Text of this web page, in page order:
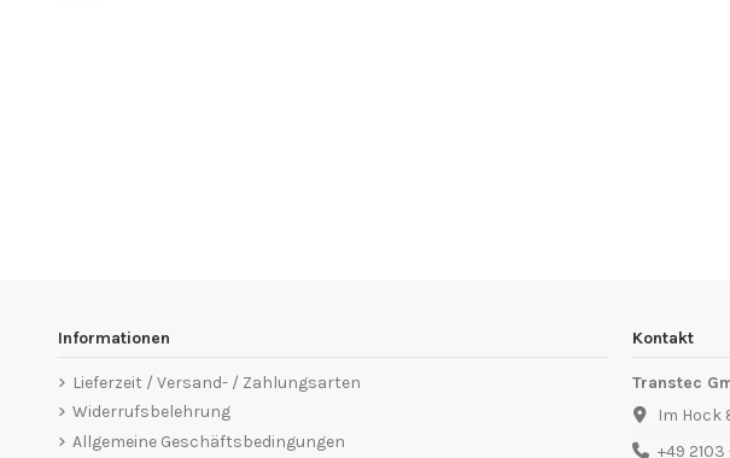
Informationen
Lieferzeit / Versand- / Zahlungsarten
Widerrufsbelehrung
Allgemeine Geschäftsbedingungen
Kontakt
Transtec
Im Hock
+49